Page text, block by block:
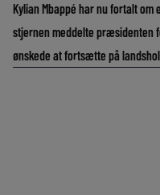
Kylian Mbappé har nu fortalt om
stjernen meddelte præsidenten
ønskede at fortsætte på